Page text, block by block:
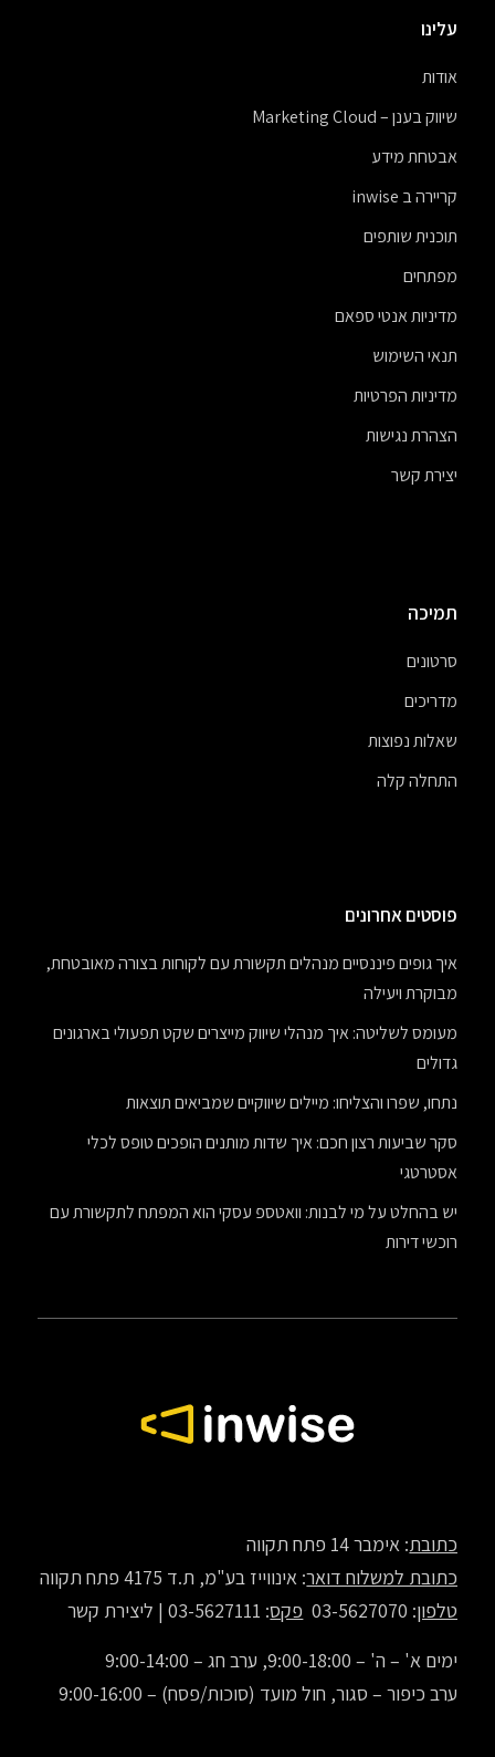
עלינו
אודות
שיווק בענן – Marketing Cloud
אבטחת מידע
קריירה ב inwise
תוכנית שותפים
מפתחים
מדיניות אנטי ספאם
תנאי השימוש
מדיניות הפרטיות
הצהרת נגישות
יצירת קשר
תמיכה
סרטונים
מדריכים
שאלות נפוצות
התחלה קלה
פוסטים אחרונים
איך גופים פיננסיים מנהלים תקשורת עם לקוחות בצורה מאובטחת,
מבוקרת ויעילה
מעומס לשליטה: איך מנהלי שיווק מייצרים שקט תפעולי בארגונים
גדולים
נתחו, שפרו והצליחו: מיילים שיווקיים שמביאים תוצאות
סקר שביעות רצון חכם: איך שדות מותנים הופכים טופס לכלי
אסטרטגי
יש בהחלט על מי לבנות: וואטספ עסקי הוא המפתח לתקשורת עם
רוכשי דירות
כתובת: אימבר 14 פתח תקווה
כתובת למשלוח דואר: אינווייז בע"מ, ת.ד 4175 פתח תקווה
טלפון: 03-5627070 פקס: 03-5627111 |
ליצירת קשר
ימים א' – ה' – 9:00-18:00, ערב חג – 9:00-14:00
ערב כיפור – סגור, חול מועד (סוכות/פסח) – 9:00-16:00